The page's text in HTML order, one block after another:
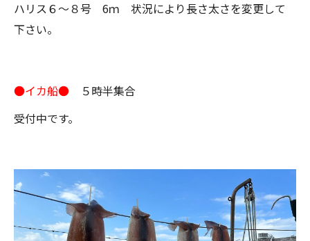
ハリス６～８号 6ｍ 状況により長さ太さを変更して
下さい。
●イカ船●
５時半集合
受付中です。